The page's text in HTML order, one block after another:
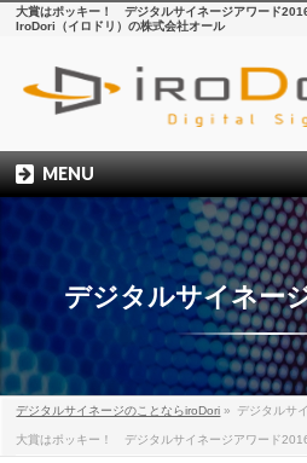
大賞はポッキー！ デジタルサイネージアワード
IroDori（イロドリ）の株式会社オール
MENU
デジタルサイネー
デジタルサイネージのことならiroDori » デジタルサ
大賞はポッキー！ デジタルサイネージアワード